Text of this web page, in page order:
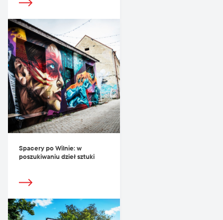
Spacery po Wilnie: w
poszukiwaniu dzieł sztuki